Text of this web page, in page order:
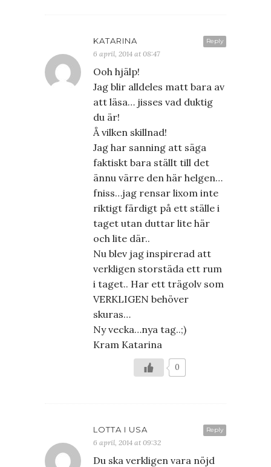
Reply
KATARINA
6 april, 2014 at 08:47
Ooh hjälp!
Jag blir alldeles matt bara av
att läsa… jisses vad duktig
du är!
Å vilken skillnad!
Jag har sanning att säga
faktiskt bara ställt till det
ännu värre den här helgen…
fniss…jag rensar lixom inte
riktigt färdigt på ett ställe i
taget utan duttar lite här
och lite där..
Nu blev jag inspirerad att
verkligen storstäda ett rum
i taget.. Har ett trägolv som
VERKLIGEN behöver
skuras…
Ny vecka…nya tag..;)
Kram Katarina
0
Reply
LOTTA I USA
6 april, 2014 at 09:32
Du ska verkligen vara nöjd